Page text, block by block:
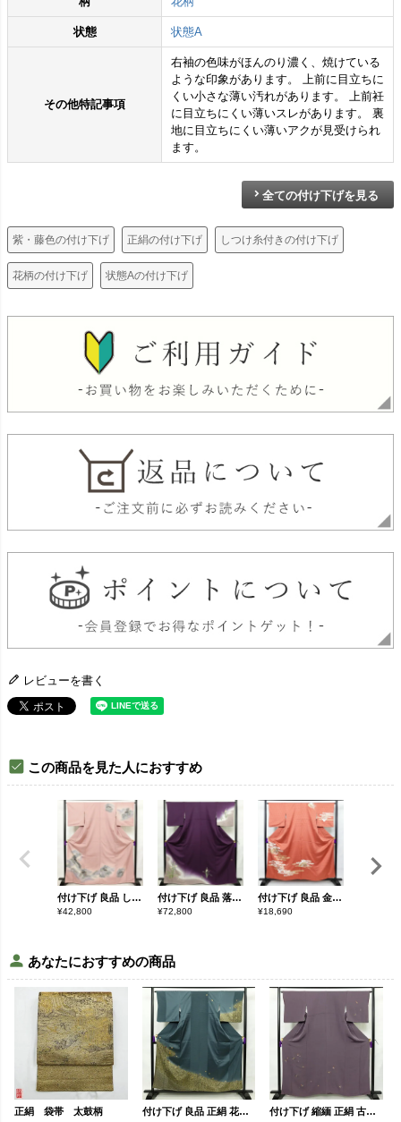
状態 状態A
その他特記事項
右袖の色味がほんのり濃く、焼けている
ような印象があります。 上前に目立ちに
くい小さな薄い汚れがあります。 上前衽
に目立ちにくい薄いスレがあります。 裏
地に目立ちにくい薄いアクが見受けられ
ます。
全ての付け下げを見る
紫・藤色の付け下げ 正絹の付け下げ しつけ糸付きの付け下げ
花柄の付け下げ 状態Aの付け下げ
レビューを書く
この商品を見た人におすすめ
付け下げ 良品 しつけ糸付き 正絹 風景柄 袷仕立て 身丈166.5cm 裄丈66cm リサイクル着物 着物 箔 入学式 卒業式 七五三 お宮参り フォーマル 紫・藤色
¥42,800
付け下げ 良品 落款入り 正絹 花柄 袷仕立て 身丈166.5cm 裄丈66.5cm リサイクル着物 着物 箔 金彩 入学式 卒業式 七五三 お宮参り フォーマル シンプル 水仙 紫・藤色
¥72,800
付け下げ 良品 金駒刺繍 綸子 正絹 古典柄 袷仕立て 身丈158cm 裄丈66cm 箔 刺繍 金彩 附下 着物 赤・朱
¥18,690
あなたにおすすめの商品
正絹 袋帯 太鼓柄 付け下げ 良品 正絹 花柄 袷仕立て 身丈158cm 裄丈66.5cm 箔 金彩 刺繍 附下 青・紺 付け下げ 縮緬 正絹 古典柄 袷仕立て 身丈159cm 裄丈64cm リサイクル着物 着物 刺繍 モダン シンプル 紫・藤色